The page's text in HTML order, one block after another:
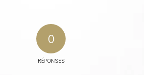
0
RÉPONSES